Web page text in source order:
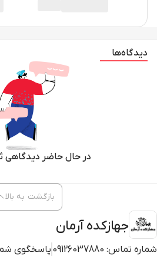
دیدگاه‌ها
در حال حاضر دیدگاهی
جهازکده آرمان
شماره تماس: 09126037880 پاسخگوی
بازگشت به بالا